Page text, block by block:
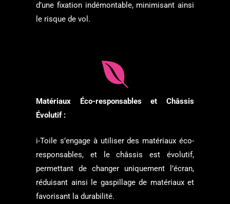
d’une fixation indémontable, minimisant ainsi
le risque de vol.
Matériaux Éco-responsables et Châssis
Évolutif :
i-Toile s’engage à utiliser des matériaux éco-
responsables, et le châssis est évolutif,
permettant de changer uniquement l’écran,
réduisant ainsi le gaspillage de matériaux et
favorisant la durabilité.